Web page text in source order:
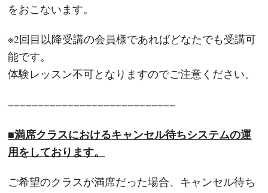
をおこないます。
※2回目以降受講の会員様であればどなたでも受講可
能です。
体験レッスン不可となりますのでご注意ください。
−−−−−−−−−−−−−−−−−−−−−−−−−−−−
■満席クラスにおけるキャンセル待ちシステムの運
用をしております。
ご希望のクラスが満席だった場合、キャンセル待ち